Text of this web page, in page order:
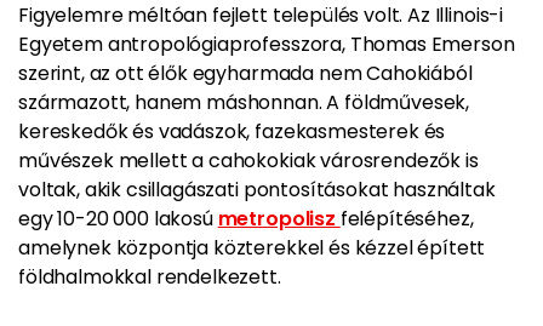
Figyelemre méltóan fejlett település volt. Az Illinois-i
Egyetem antropológiaprofesszora, Thomas Emerson
szerint, az ott élők egyharmada nem Cahokiából
származott, hanem máshonnan. A földművesek,
kereskedők és vadászok, fazekasmesterek és
művészek mellett a cahokokiak városrendezők is
voltak, akik csillagászati ​​​​pontosításokat használtak
egy 10-20 000 lakosú metropolisz felépítéséhez,
amelynek központja közterekkel és kézzel épített
földhalmokkal rendelkezett.